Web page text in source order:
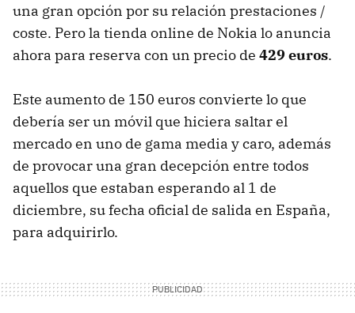
una gran opción por su relación prestaciones /
coste. Pero la tienda online de Nokia lo anuncia
ahora para reserva con un precio de 429 euros.
Este aumento de 150 euros convierte lo que
debería ser un móvil que hiciera saltar el
mercado en uno de gama media y caro, además
de provocar una gran decepción entre todos
aquellos que estaban esperando al 1 de
diciembre, su fecha oficial de salida en España,
para adquirirlo.